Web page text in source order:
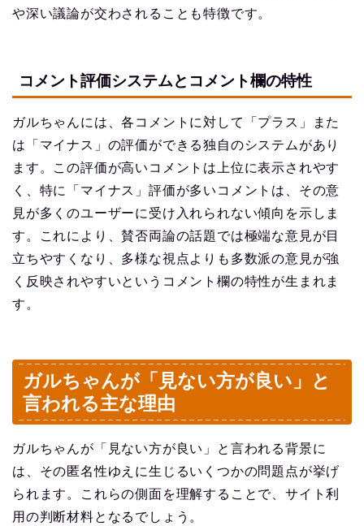
や深い議論が交わされることも特徴です。
コメント評価システムとコメント欄の特性
ガルちゃんには、各コメントに対して「プラス」また
は「マイナス」の評価ができる独自のシステムがあり
ます。この評価が高いコメントは上位に表示されやす
く、特に「マイナス」評価が多いコメントは、その意
見が多くのユーザーに受け入れられない傾向を示しま
す。これにより、賛否両論の話題では極端な意見が目
立ちやすくなり、多様な視点よりも多数派の意見が強
く反映されやすいというコメント欄の特性が生まれま
す。
ガルちゃんが「見ない方が良い」と
言われる主な理由
ガルちゃんが「見ない方が良い」と言われる背景に
は、その匿名性ゆえに生じるいくつかの問題点が挙げ
られます。これらの側面を理解することで、サイト利
用の判断材料となるでしょう。